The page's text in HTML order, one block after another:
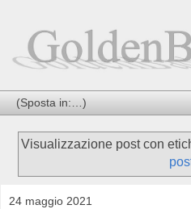
Visualizzazione post con
24 maggio 2021